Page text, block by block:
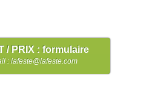
/ PRIX : formulaire
: lafeste@lafeste.com